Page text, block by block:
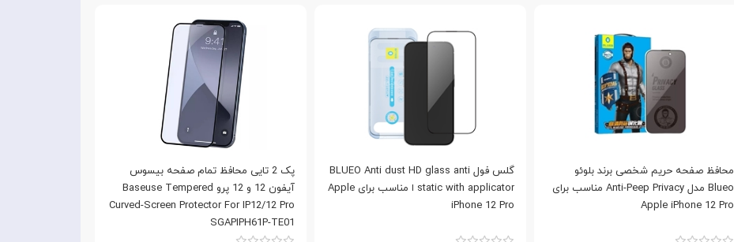
پک 2 تایی محافظ تمام صفحه بیسوس
آیفون 12 و 12 پرو Baseuse Tempered
Curved-Screen Protector For IP12/12 Pro
SGAPIPH61P-TE01
گلس فول BLUEO Anti dust HD glass anti
static with applicator ا مناسب برای Apple
iPhone 12 Pro
محافظ صفحه حریم شخصی برند بلوئو
Blueo مدل Anti-Peep Privacy مناسب برای
Apple iPhone 12 Pro